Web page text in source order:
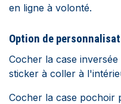
en ligne à volonté.
Option de
Cocher la case
sticker à coller à
Cocher la case pochoir